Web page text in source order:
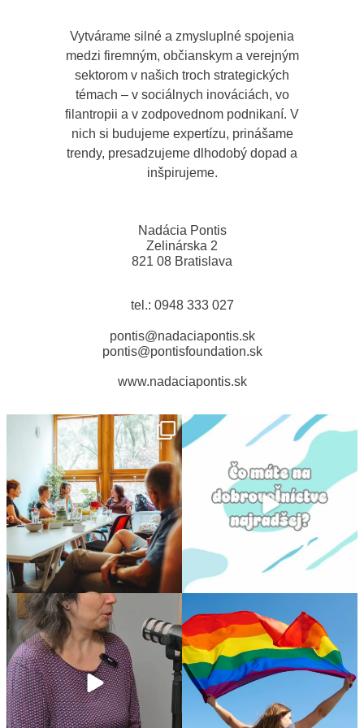
Zverejňovanie faktúr a objednávok
#GivingTuesday
Vytvárame silné a zmysluplné spojenia
medzi firemným, občianskym a verejným
sektorom v našich troch strategických
témach – v sociálnych inováciách, vo
filantropii a v zodpovednom podnikaní. V
nich si budujeme expertízu, prinášame
trendy, presadzujeme dlhodobý dopad a
inšpirujeme.
Nadácia Pontis
Zelinárska 2
821 08 Bratislava
tel.: 0948 333 027
pontis@nadaciapontis.sk
pontis@pontisfoundation.sk
www.nadaciapontis.sk